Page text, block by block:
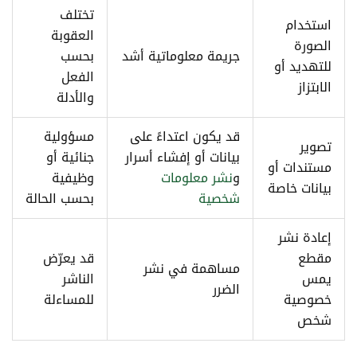
استخدام
الصورة
للتهديد أو
الابتزاز
جريمة معلوماتية أشد
تختلف
العقوبة
بحسب
الفعل
والأدلة
تصوير
مستندات أو
بيانات خاصة
قد يكون اعتداءً على
بيانات أو إفشاء أسرار
ونشر معلومات
شخصية
مسؤولية
جنائية أو
وظيفية
بحسب الحالة
إعادة نشر
مقطع
يمس
خصوصية
شخص
مساهمة في نشر
الضرر
قد يعرّض
الناشر
للمساءلة